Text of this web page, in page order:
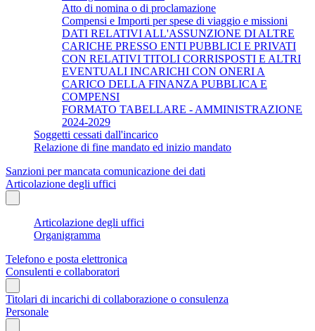
Atto di nomina o di proclamazione
Compensi e Importi per spese di viaggio e missioni
DATI RELATIVI ALL'ASSUNZIONE DI ALTRE
CARICHE PRESSO ENTI PUBBLICI E PRIVATI
CON RELATIVI TITOLI CORRISPOSTI E ALTRI
EVENTUALI INCARICHI CON ONERI A
CARICO DELLA FINANZA PUBBLICA E
COMPENSI
FORMATO TABELLARE - AMMINISTRAZIONE
2024-2029
Soggetti cessati dall'incarico
Relazione di fine mandato ed inizio mandato
Sanzioni per mancata comunicazione dei dati
Articolazione degli uffici
Articolazione degli uffici
Organigramma
Telefono e posta elettronica
Consulenti e collaboratori
Titolari di incarichi di collaborazione o consulenza
Personale